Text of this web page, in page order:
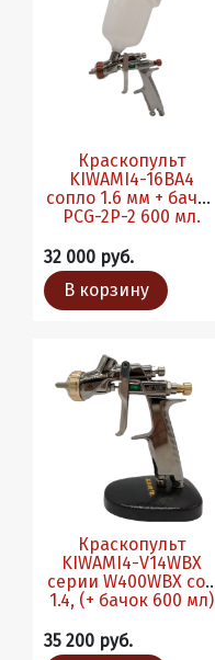
Краскопульт
KIWAMI4-16BA4
сопло 1.6 мм + бачок
PCG-2P-2 600 мл.
32 000 руб.
В корзину
Краскопульт
KIWAMI4-V14WBX
серии W400WBX соп
1.4, (+ бачок 600 мл)
35 200 руб.